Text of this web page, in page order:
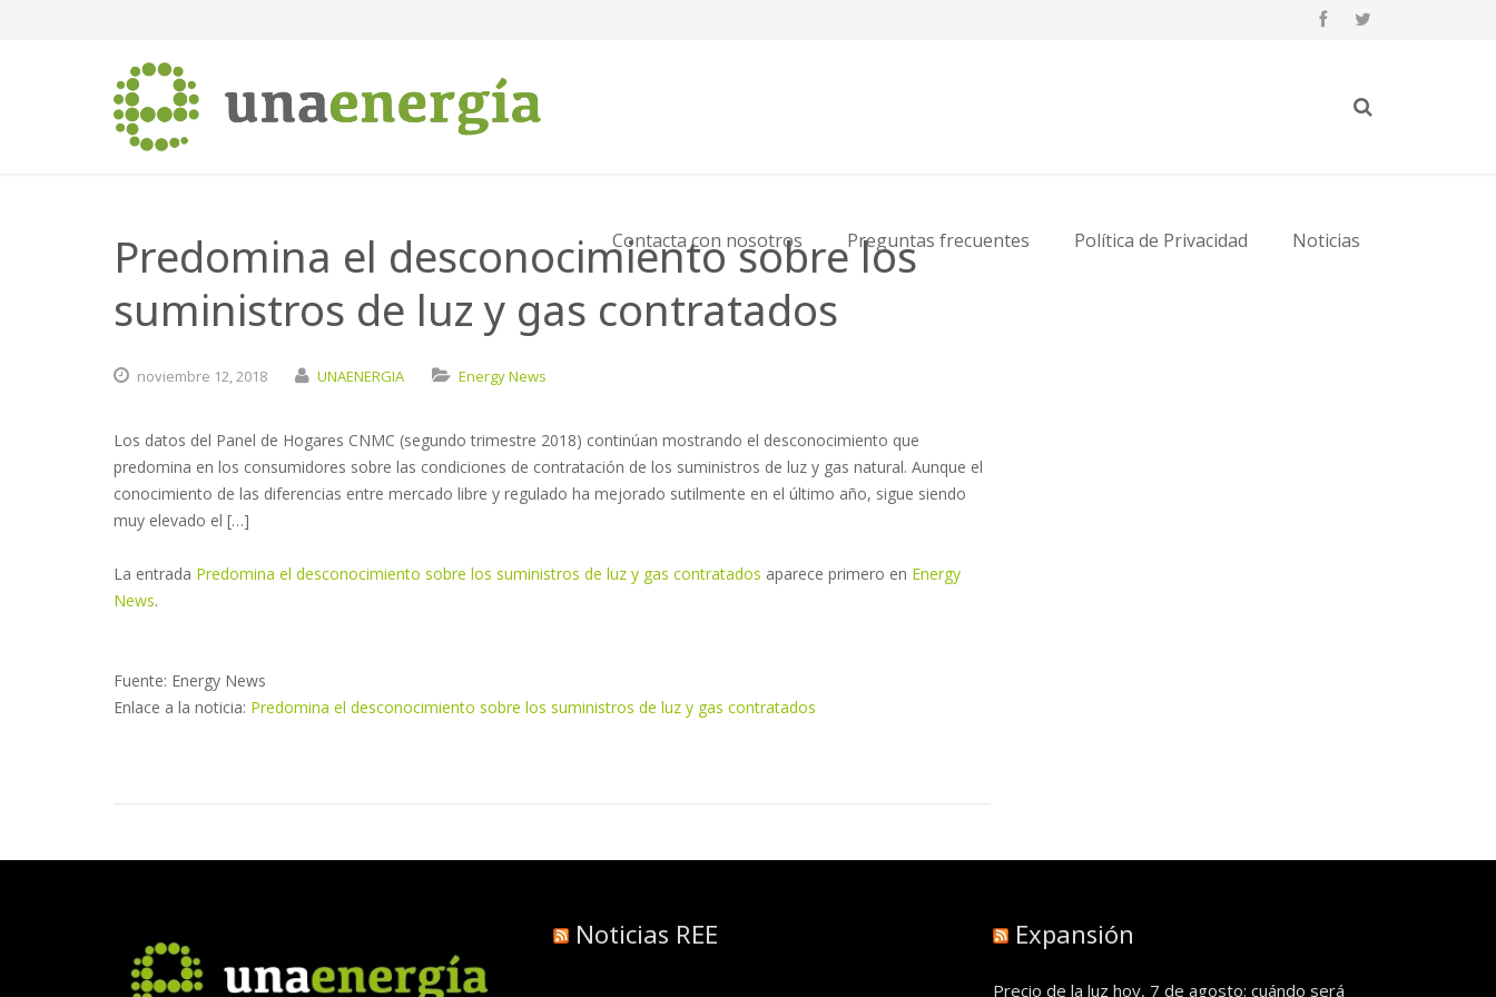
Contacta con nosotros Preguntas frecuentes Política de Privacidad Noticias
Predomina el desconocimiento sobre los
suministros de luz y gas contratados
noviembre 12,2018 UNAENERGIA Energy News
Los datos del Panel de Hogares CNMC (segundo trimestre 2018) continúan mostrando el desconocimiento que
predomina en los consumidores sobre las condiciones de contratación de los suministros de luz y gas natural. Aunque el
conocimiento de las diferencias entre mercado libre y regulado ha mejorado sutilmente en el último año, sigue siendo
muy elevado el […]
La entrada Predomina el desconocimiento sobre los suministros de luz y gas contratados aparece primero en Energy
News.
Fuente: Energy News
Enlace a la noticia: Predomina el desconocimiento sobre los suministros de luz y gas contratados
Noticias REE Expansión
Precio de la luz hoy, 7 de agosto: cuándo será